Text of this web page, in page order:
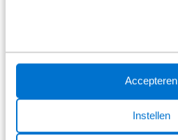
Accepteren
Instellen
Fiat drive easy pakket